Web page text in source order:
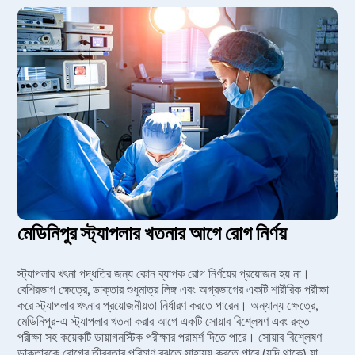
মেডিনিপুর স্ট্যাপলার খতনার আগে রোগ নির্ণয়
স্ট্যাপলার খৎনা পদ্ধতির জন্য কোন ব্যাপক রোগ নির্ণয়ের প্রয়োজন হয় না।
বেশিরভাগ ক্ষেত্রে, ডাক্তার শুধুমাত্র লিঙ্গ এবং অগ্রভাগের একটি শারীরিক পরীক্ষা
করে স্ট্যাপলার খৎনার প্রয়োজনীয়তা নির্ধারণ করতে পারেন। অন্যান্য ক্ষেত্রে,
মেডিনিপুর-এ স্ট্যাপলার খতনা করার আগে একটি সোয়াব বিশ্লেষণ এবং রক্ত
পরীক্ষা সহ কয়েকটি ডায়াগনস্টিক পরীক্ষার পরামর্শ দিতে পারে। সোয়াব বিশ্লেষণ